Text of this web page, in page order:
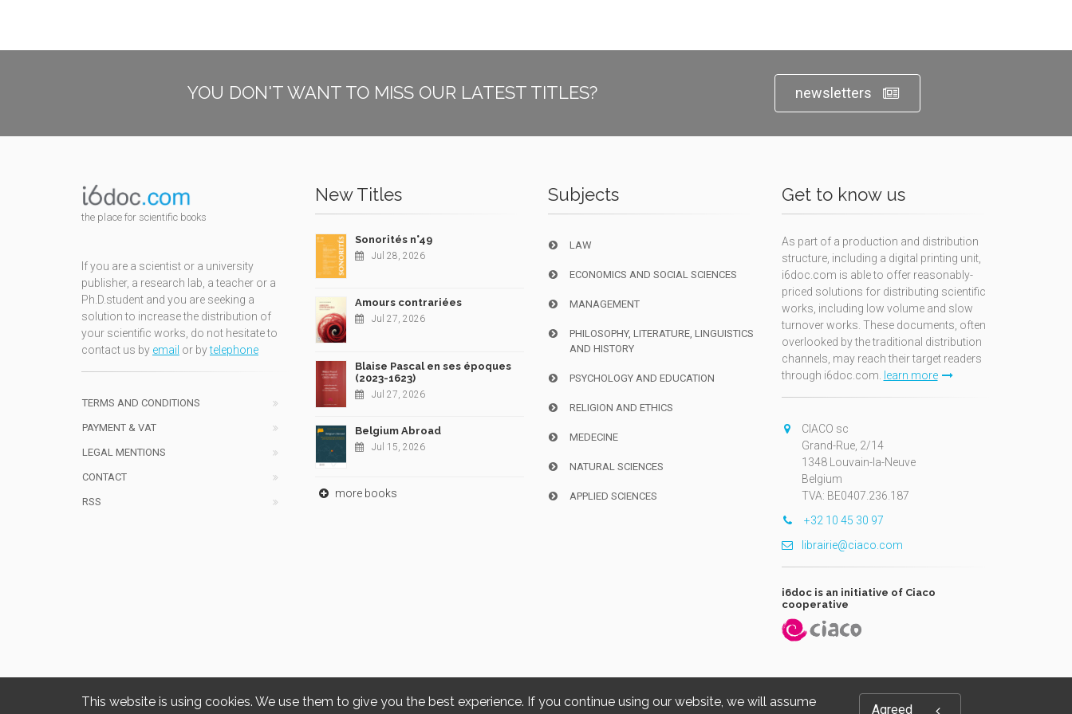
This website is using cookies. We use them to give you the best experience. If you continue using our website, we will assume
Agreed
YOU DON'T WANT TO MISS OUR LATEST TITLES? newsletters
the place for scientific books
If you are a scientist or a university
publisher, a research lab, a teacher or a
Ph.D.student and you are seeking a
solution to increase the distribution of
your scientific works, do not hesitate to
contact us by email or bytelephone
TERMS AND CONDITIONS
PAYMENT & VAT
LEGAL MENTIONS
CONTACT
RSS
New Titles
Sonorités n°49
Jul 28, 2026
Amours contrariées
Jul 27, 2026
Blaise Pascal en ses époques
(2023-1623)
Jul 27, 2026
Belgium Abroad
Jul 15, 2026
more books
Subjects
LAW
ECONOMICS AND SOCIAL SCIENCES
MANAGEMENT
PHILOSOPHY, LITERATURE, LINGUISTICS
AND HISTORY
PSYCHOLOGY AND EDUCATION
RELIGION AND ETHICS
MEDECINE
NATURAL SCIENCES
APPLIED SCIENCES
Get to know us
As part of a production and distribution
structure, including a digital printing unit,
i6doc.com is able to offer reasonably-
priced solutions for distributing scientific
works, including low volume and slow
turnover works. These documents, often
overlooked by the traditional distribution
channels, may reach their target readers
through i6doc.com. learn more
CIACO sc
Grand-Rue, 2/14
1348 Louvain-la-Neuve
Belgium
TVA: BE0407.236.187
+32 10 45 30 97
librairie@ciaco.com
i6doc is an initiative of Ciaco
cooperative